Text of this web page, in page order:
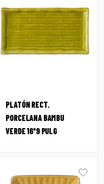
PLATÓN RECT.
PORCELANA BAMBU
VERDE 16*9 PULG